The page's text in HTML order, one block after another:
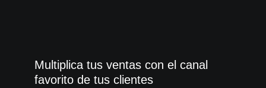
Multiplica tus ventas con el canal
favorito de tus clientes